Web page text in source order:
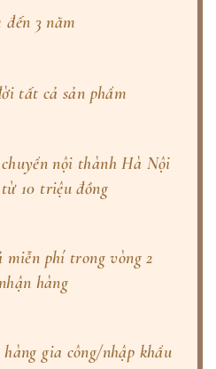
3 năm
tất cả sản phẩm
nội thành Hà Nội
10 triệu đồng
phí trong vòng 2
hàng
gia công/nhập khẩu